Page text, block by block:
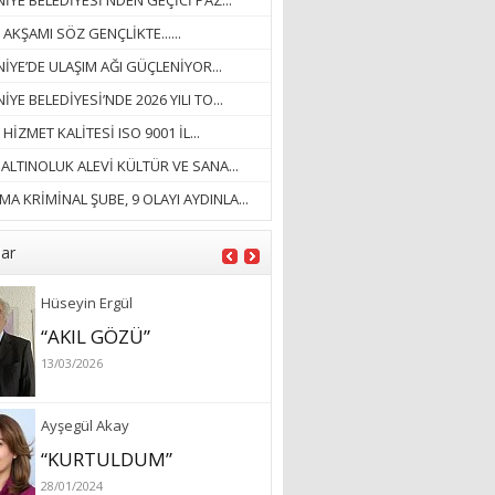
SÖZ GENÇLİKTE......
ULAŞIM AĞI GÜÇLENİYOR...
BELEDİYESİ’NDE 2026 YILI TO...
HİZMET KALİTESİ ISO 9001 İL...
ALEVİ KÜLTÜR VE SANA...
KRİMİNAL ŞUBE, 9 OLAYI AYDINLA...
İlknur Solmaz Çoban
“DOĞANIN GÜLEÇ
ÖZLERKEN…”
23/11/2025
“Ne çok şey oldu
unutulmaması gereken”
Hüseyin Ergül
“AKIL GÖZÜ”
13/03/2026
Ayşegül Akay
“KURTULDUM”
28/01/2024